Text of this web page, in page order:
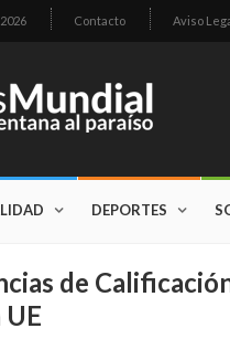
Contacto Aviso
DEPORTES
de